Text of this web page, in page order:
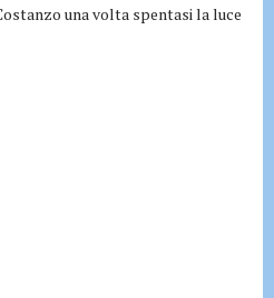
una volta spentasi la luce